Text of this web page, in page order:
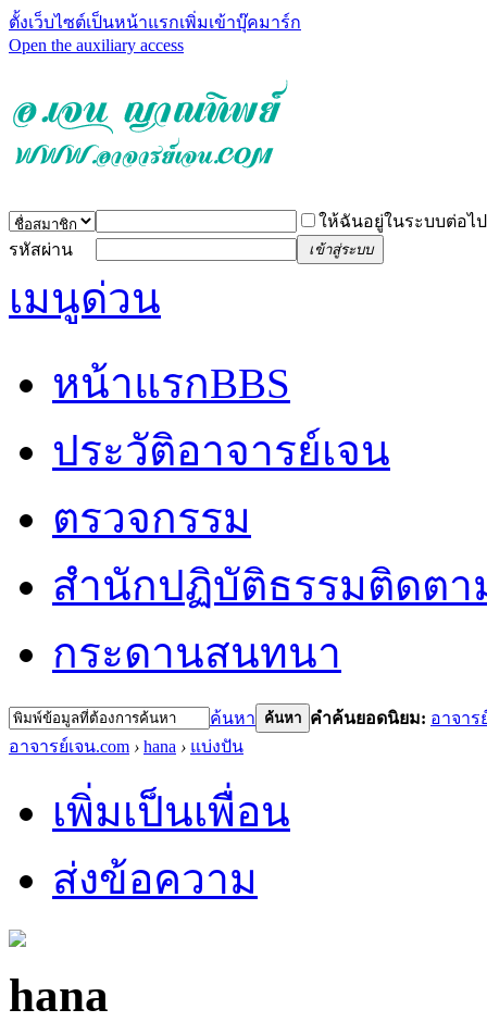
ตั้งเว็บไซต์เป็นหน้าแรกเพิ่มเข้าบุ๊คมาร์ก
Open the auxiliary access
ให้ฉันอยู่ในระบบต่อไป
รหัสผ่าน
เข้าสู่ระบบ
เมนูด่วน
หน้าแรกBBS
ประวัติอาจารย์เจน
ตรวจกรรม
สำนักปฏิบัติธรรมติดต
กระดานสนทนา
ค้นหา ค้นหา คำค้นยอดนิยม: อาจาร
อาจารย์เจน.com › hana › แบ่งปัน
เพิ่มเป็นเพื่อน
ส่งข้อความ
hana